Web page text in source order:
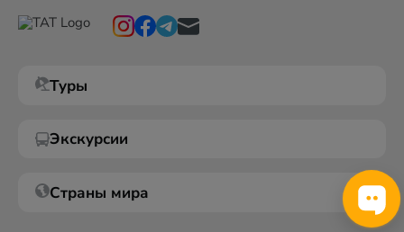
Туры
Экскурсии
Страны мира